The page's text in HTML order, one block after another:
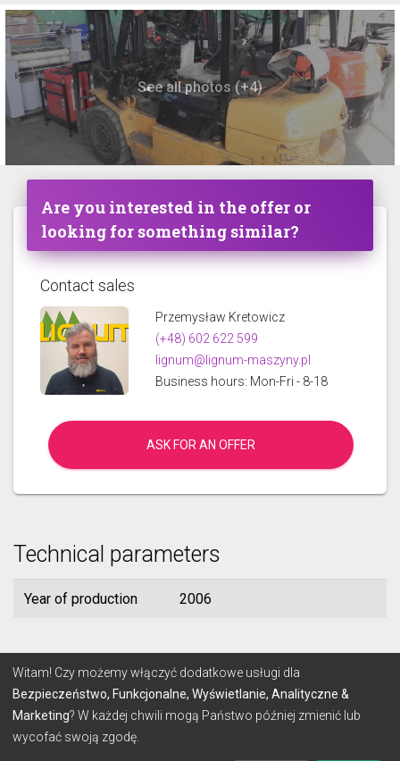
See all photos (+4)
Are you interested in the offer or
looking for something similar?
Contact sales
Przemysław Kretowicz
(+48) 602 622 599
lignum@lignum-maszyny.pl
Business hours: Mon-Fri - 8-18
ASK FOR AN OFFER
Technical parameters
Year of production 2006
© 2026 Lignum
TERMS PRIVACY POLICY
Witam! Czy możemy włączyć dodatkowe usługi dla
Bezpieczeństwo, Funkcjonalne, Wyświetlanie, Analityczne &
Marketing? W każdej chwili mogą Państwo później zmienić lub
wycofać swoją zgodę.